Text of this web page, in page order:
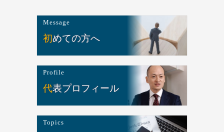
Message
初めての方へ
Profile
代表プロフィール
Topics